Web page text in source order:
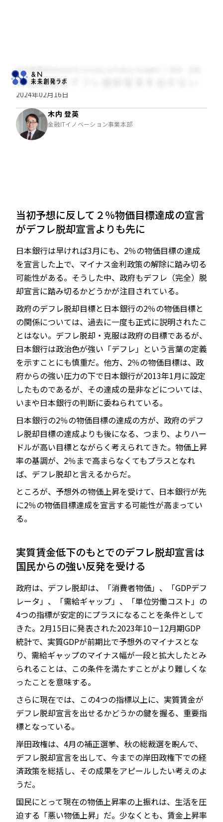
JP EN
木内登英のGlobal Economy & Policy Insight
岸田政権はデフレ脱却宣言を出せない
2024年02月16日
木内 登英
金融ITイノベーション事業本部
当初予想に反して２％物価目標達成の宣言
がデフレ脱却宣言よりも先に
日本銀行は早ければ3月にも、2％の物価目標の達成
を宣言した上で、マイナス金利政策の解除に踏み切る
可能性がある。そうした中、政府もデフレ（完全）脱
却宣言に踏み切るかどうかが注目されている。
政府のデフレ脱却目標と日本銀行の2％の物価目標と
の関係については、過去に一度も正式に説明されたこ
とはない。デフレ脱却・克服は政府の目標であるが、
日本銀行は政治色が強い「デフレ」という言葉の定義
を示すことにも慎重だ。他方、2％の物価目標は、政
府からの強い圧力の下で日本銀行が2013年1月に設定
したものであるが、その達成の是非などについては、
いまや日本銀行の判断に委ねられている。
日本銀行の2％の物価目標の達成の方が、政府のデフ
レ脱却目標の達成よりも後になる、つまり、よりハー
ドルが高い目標とながらく考えられてきた。物価上昇
率の基調が、2％まで高まらなくてもプラスとなれ
ば、デフレ脱却と言えるからだ。
ところが、予想外の物価上昇を受けて、日本銀行が先
に2％の物価目標達成を宣言する可能性が高まってい
る。
実質賃金低下のもとでのデフレ脱却宣言は
国民からの強い反発を受ける
政府は、デフレ脱却は、「消費者物価」、「GDPデフ
レータ」、「需給ギャップ」、「単位労働コスト」の
4つの指標が安定的にプラスになることを条件として
きた。2月15日に発表された2023年10－12月期GDP
統計で、実質GDPが前期比で予想外のマイナスとな
り、需給ギャップのマイナス幅が一段と拡大したとみ
られることは、この条件を満たすことがより難しくな
ったことを意味する。
さらに現在では、この4つの指標以上に、実質賃金が
デフレ脱却宣言を出せるかどうかの鍵を握る、重要指
標となっている。
岸田政権は、4月の補正選挙、秋の総裁選を睨んで、
デフレ脱却宣言を出して、今までの岸田政権下での経
済政策を総括し、その成果をアピールしたい考えのよ
うだ。
国民にとって現在の物価上昇率の上振れは、生活を圧
迫する「悪い物価上昇」だ。少なくとも、賃金上昇率